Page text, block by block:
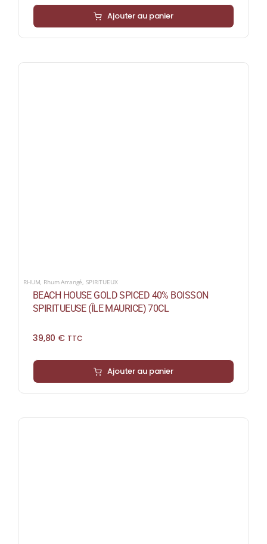
Ajouter au panier
RHUM, Rhum Arrangé, SPIRITUEUX
BEACH HOUSE GOLD SPICED 40% BOISSON
SPIRITUEUSE (ÎLE MAURICE) 70CL
39,80 € TTC
Ajouter au panier